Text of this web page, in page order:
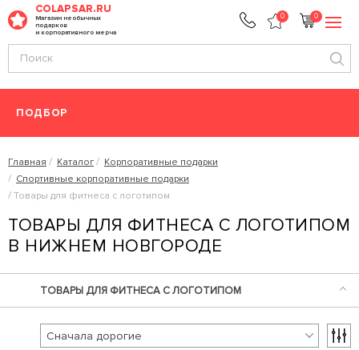
COLAPSAR.RU
Магазин необычных
подарков
и корпоративного мерча
0 0
ПОДБОР
Главная Каталог
Корпоративные подарки
Спортивные корпоративные подарки
Товары для фитнеса с логотипом
ТОВАРЫ ДЛЯ ФИТНЕСА С ЛОГОТИПОМ
В НИЖНЕМ НОВГОРОДЕ
ТОВАРЫ ДЛЯ ФИТНЕСА С ЛОГОТИПОМ